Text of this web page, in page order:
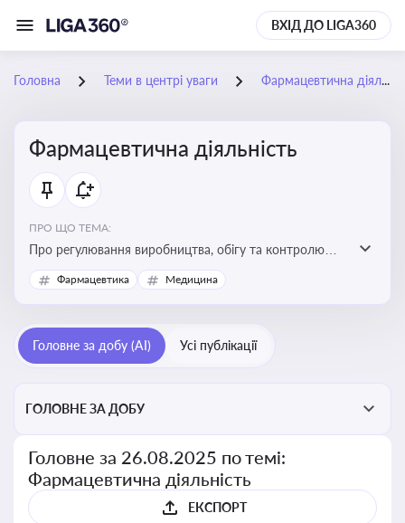
ВХІД ДО LIGA360
Головна Теми в центрі уваги Фармацевтична діяльність
Фармацевтична діяльність
ПРО ЩО ТЕМА:
Про регулювання виробництва, обігу та контролю
лікарських засобів для легальної роботи компаній та
аптек, з дотриманням стандартів якості та безпеки
Фармацевтика Медицина
Головне за добу (AI) Усі публікації
ГОЛОВНЕ ЗА ДОБУ
Головне за 26.08.2025 по темі:
Фармацевтична діяльність
ЕКСПОРТ